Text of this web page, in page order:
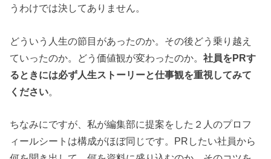
うわけでは決してありません。
どういう人生の節目があったのか。その後どう乗り越え
ていったのか。どう価値観が変わったのか。社員をPRす
るときには必ず人生ストーリーと仕事観を重視してみて
ください。
ちなみにですが、私が編集部に提案をした２人のプロフ
ィールシートは構成がほぼ同じです。PRしたい社員から